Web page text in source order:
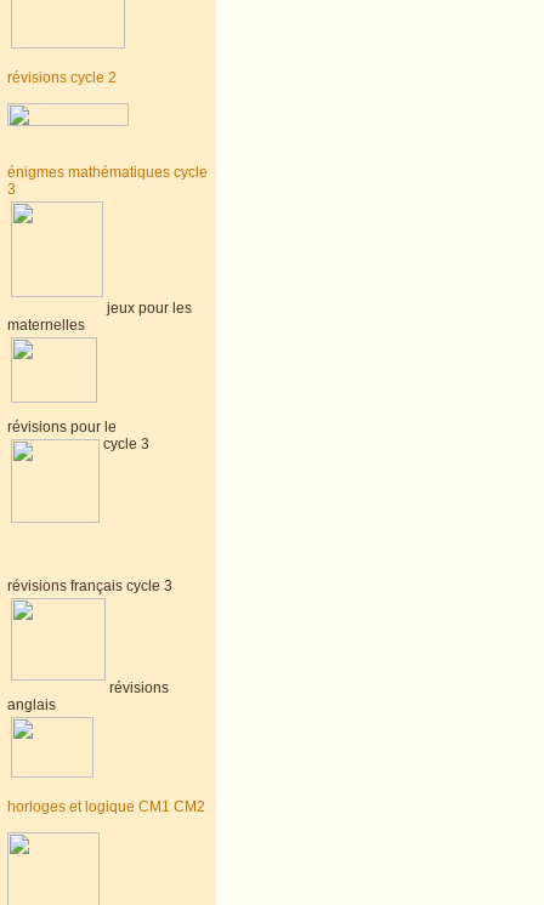
révisions cycle 2
énigmes mathématiques cycle
3
jeux pour les
maternelles
révisions pour le
cycle 3
révisions français cycle 3
révisions
anglais
horloges et logique CM1 CM2